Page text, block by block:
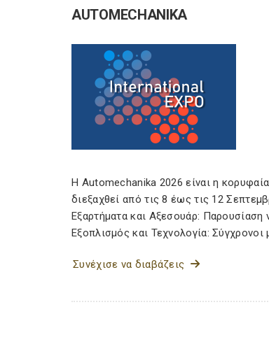
AUTOMECHANIKA
Η Automechanika 2026 είναι η
διεξαχθεί από τις 8 έως τις 12
Εξαρτήματα και Αξεσουάρ: Παρουσίαση
Εξοπλισμός και Τεχνολογία:
Συνέχισε να διαβάζεις